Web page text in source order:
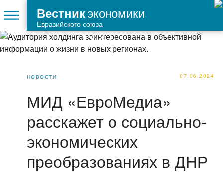
Вестникэкономики
Евразийского союза
НОВОСТИ 07.06.2024
МИД «ЕвроМедиа»
расскажет о социально-
экономических
преобразованиях в ДНР